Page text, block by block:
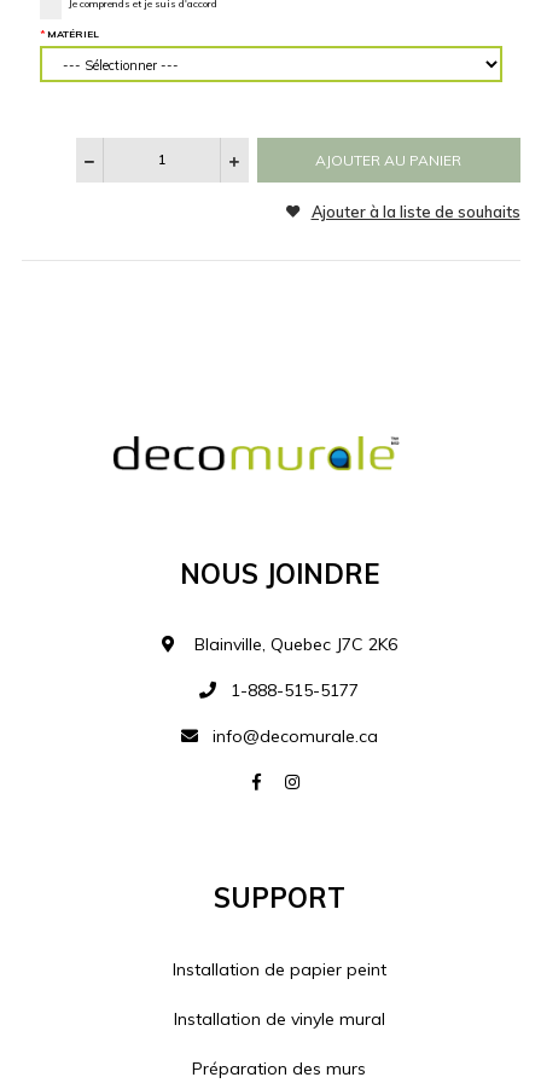
Horizontalement
CATÉGORIE
Noir et Blanc
GÉNÉRER APERÇU
Nous Joindre
Blainville, Quebec J7C 2K6
1-888-515-5177
info@decomurale.ca
Support
Installation de papier peint
Installation de vinyle mural
Préparation des murs